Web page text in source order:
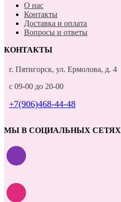
О нас
Контакты
Доставка и оплата
Вопросы и ответы
КОНТАКТЫ
г. Пятигорск, ул. Ермолова, д. 4
с 09-00 до 20-00
+7(906)468-44-48
МЫ В СОЦИАЛЬНЫХ СЕТЯХ